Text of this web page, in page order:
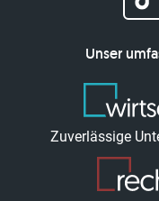
Unser
Zuverlässige